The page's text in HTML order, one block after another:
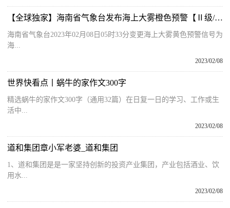
【全球独家】海南省气象台发布海上大雾橙色预警【Ⅱ级/严重】【2023-02-08】
海南省气象台2023年02月08日05时33分变更海上大雾黄色预警信号为
海...
2023/02/08
世界快看点丨蜗牛的家作文300字
精选蜗牛的家作文300字（通用32篇）在日复一日的学习、工作或生
活中...
2023/02/08
道和集团章小军老婆_道和集团
1、道和集团是是一家坚持创新的投资产业集团，产业包括酒业、饮
用水...
2023/02/08